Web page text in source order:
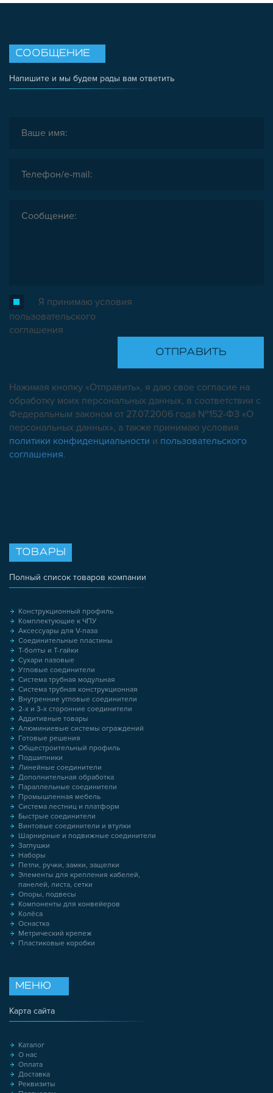
СООБЩЕНИЕ
Напишите и мы будем рады вам ответить
Я принимаю условия
пользовательского
соглашения
Нажимая кнопку «Отправить», я даю свое согласие на
обработку моих персональных данных, в соответствии с
Федеральным законом от 27.07.2006 года №152-ФЗ «О
персональных данных», а также принимаю условия
политики конфиденциальности и пользовательского
соглашения.
ТОВАРЫ
Полный список товаров компании
Конструкционный профиль
Комплектующие к ЧПУ
Аксессуары для V-паза
Соединительные пластины
Т-болты и Т-гайки
Сухари пазовые
Угловые соединители
Система трубная модульная
Система трубная конструкционная
Внутренние угловые соединители
2-х и 3-х сторонние соединители
Аддитивные товары
Алюминиевые системы ограждений
Готовые решения
Общестроительный профиль
Подшипники
Линейные соединители
Дополнительная обработка
Параллельные соединители
Промышленная мебель
Система лестниц и платформ
Быстрые соединители
Винтовые соединители и втулки
Шарнирные и подвижные соединители
Заглушки
Наборы
Петли, ручки, замки, защелки
Элементы для крепления кабелей,
панелей, листа, сетки
Опоры, подвесы
Компоненты для конвейеров
Колёса
Оснастка
Метрический крепеж
Пластиковые коробки
МЕНЮ
Карта сайта
Каталог
О нас
Оплата
Доставка
Реквизиты